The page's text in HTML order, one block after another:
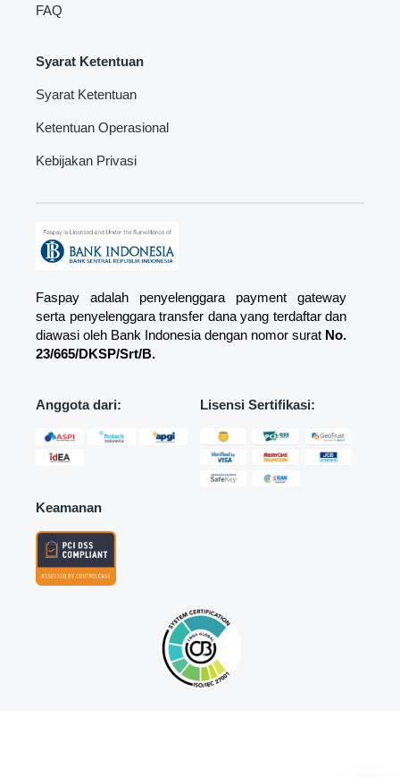
FAQ
Syarat Ketentuan
Syarat Ketentuan
Ketentuan Operasional
Kebijakan Privasi
Faspay adalah penyelenggara payment gateway
serta penyelenggara transfer dana yang terdaftar dan
diawasi oleh Bank Indonesia dengan nomor surat No.
23/665/DKSP/Srt/B.
Anggota dari: Lisensi Sertifikasi:
Keamanan